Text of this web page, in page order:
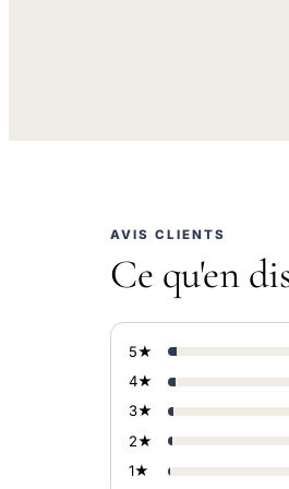
AVIS CLIENTS
Ce qu'en
5★
4★
3★
2★
1★